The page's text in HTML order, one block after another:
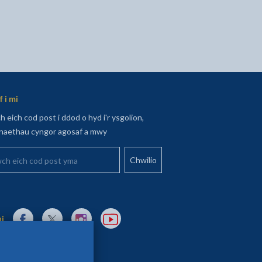
i mi
eich cod post i ddod o hyd i'r ysgolion,
cyngor agosaf a mwy
eich cod post yma
Dolen allanol i Facebook yn agor mewn tab newydd
Dolen allanol i X (Twitter) yn agor mewn tab newydd
Dolen allanol i Instagram yn agor mewn tab newydd
Dolen allanol i YouTube yn agor mewn tab